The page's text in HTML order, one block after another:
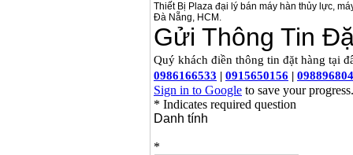
Thiết Bị Plaza đại lý bán máy hàn thủy lực,
Đà Nẵng, HCM.